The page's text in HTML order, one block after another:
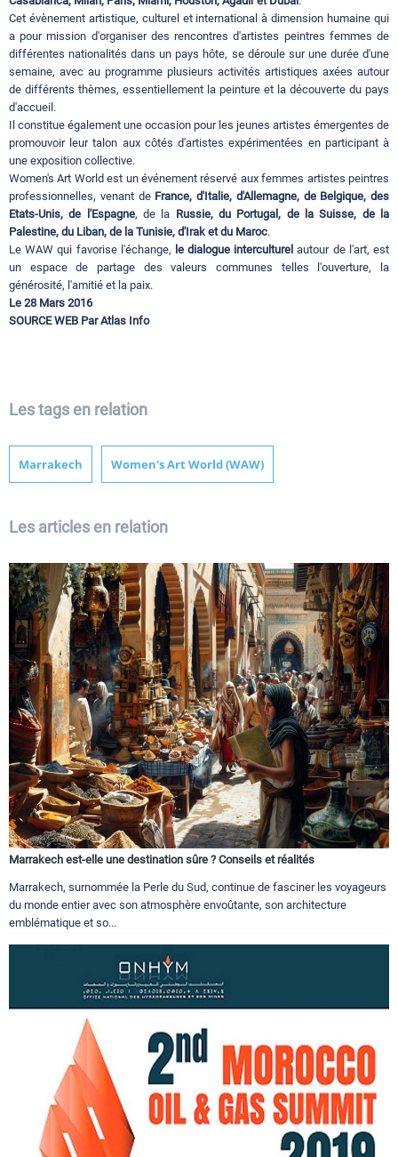
Cet évènement artistique, culturel et international à dimension humaine qui
a pour mission d'organiser des rencontres d'artistes peintres femmes de
différentes nationalités dans un pays hôte, se déroule sur une durée d'une
semaine, avec au programme plusieurs activités artistiques axées autour
de différents thèmes, essentiellement la peinture et la découverte du pays
d'accueil.
Il constitue également une occasion pour les jeunes artistes émergentes de
promouvoir leur talon aux côtés d'artistes expérimentées en participant à
une exposition collective.
Women's Art World est un événement réservé aux femmes artistes peintres
professionnelles, venant de France, d'Italie, d'Allemagne, de Belgique, des
Etats-Unis, de l'Espagne, de la Russie, du Portugal, de la Suisse, de la
Palestine, du Liban, de la Tunisie, d'Irak et du Maroc.
Le WAW qui favorise l'échange, le dialogue interculturel autour de l'art, est
un espace de partage des valeurs communes telles l'ouverture, la
générosité, l'amitié et la paix.
Le 28 Mars 2016
SOURCE WEB Par Atlas Info
Les tags en relation
Marrakech Women's Art World (WAW)
Les articles en relation
Marrakech est-elle une destination sûre ? Conseils et réalités
Marrakech, surnommée la Perle du Sud, continue de fasciner les voyageurs
du monde entier avec son atmosphère envoûtante, son architecture
emblématique et so...